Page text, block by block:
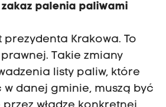
palenia paliwami
prezydenta Krakowa. To
Takie zmiany
listy paliw, które
w danej gminie, muszą być